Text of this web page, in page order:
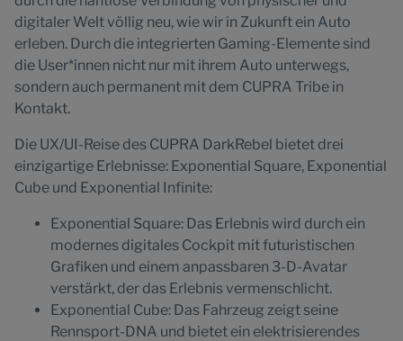
digitaler Welt völlig neu, wie wir in Zukunft ein Auto
erleben. Durch die integrierten Gaming-Elemente sind
die User*innen nicht nur mit ihrem Auto unterwegs,
sondern auch permanent mit dem CUPRA Tribe in
Kontakt.
Die UX/UI-Reise des CUPRA DarkRebel bietet drei
einzigartige Erlebnisse: Exponential Square, Exponential
Cube und Exponential Infinite:
Exponential Square: Das Erlebnis wird durch ein
modernes digitales Cockpit mit futuristischen
Grafiken und einem anpassbaren 3-D-Avatar
verstärkt, der das Erlebnis vermenschlicht.
Exponential Cube: Das Fahrzeug zeigt seine
Rennsport-DNA und bietet ein elektrisierendes